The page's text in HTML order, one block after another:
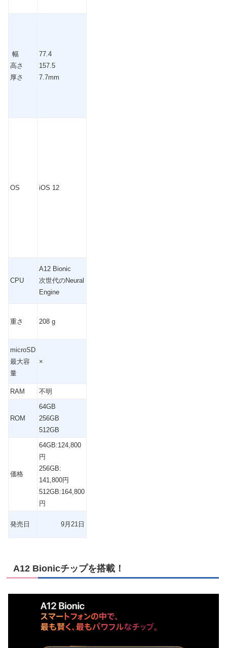
幅
高さ
厚さ
77.4
157.5
7.7mm
OS iOS 12
CPU
A12 Bionic
次世代のNeural
Engine
重さ 208 g
microSD
最大容
量
×
RAM 不明
ROM
64GB
256GB
512GB
価格
64GB:124,800
円
256GB:
141,800円
512GB:164,800
円
発売日 9月21日
A12 Bionicチップを搭載！